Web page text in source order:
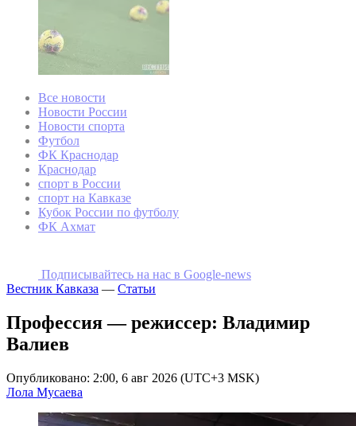
Все новости
Новости России
Новости спорта
Футбол
ФК Краснодар
Краснодар
спорт в России
спорт на Кавказе
Кубок России по футболу
ФК Ахмат
Подписывайтесь на наc в Google-news
Вестник Кавказа — Статьи
Профессия — режиссер: Владимир
Валиев
Опубликовано: 2:00, 6 авг 2026 (UTC+3 MSK)
Лола Мусаева